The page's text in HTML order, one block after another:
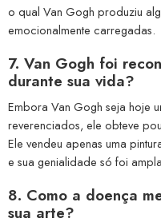
o qual Van Gogh produziu
emocionalmente carregadas.
7. Van Gogh foi
durante sua vida?
Embora Van Gogh seja hoje
reverenciados, ele obteve
Ele vendeu apenas uma
e sua genialidade só foi
8. Como a doença
sua arte?